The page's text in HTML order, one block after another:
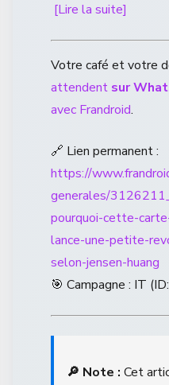
[Lire la suite]
Votre café et votre
attendent sur
avec Frandroid.
🔗 Lien permanent :
https://
generales/
pourquoi-cette-
lance-une-petite-
selon-jensen-huang
🎯 Campagne : IT
🔎 Note : Cet